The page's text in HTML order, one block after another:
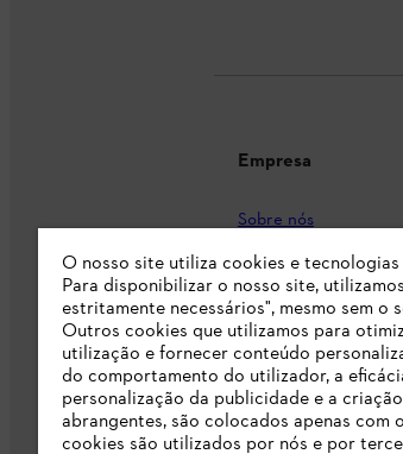
Empresa
Sobre nós
Imprensa
Carreira
Responsabilidade
Linha Integridade
Informação para
O nosso site utiliza cookies e
Para disponibilizar o nosso site,
estritamente necessários", mesmo sem o
Outros cookies que utilizamos para
utilização e fornecer conteúdo
do comportamento do utilizador, a
personalização da publicidade e a
abrangentes, são colocados apenas com
cookies são utilizados por nós e por